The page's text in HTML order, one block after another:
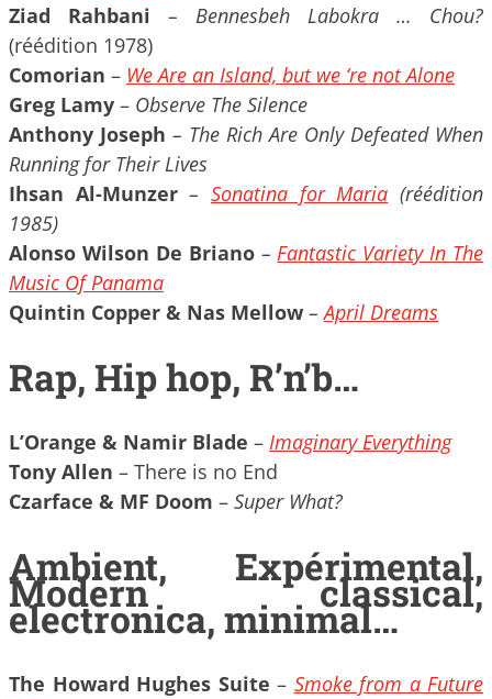
Ziad Rahbani – Bennesbeh Labokra … Chou?
(réédition 1978)
Comorian – We Are an Island, but we ‘re not Alone
Greg Lamy – Observe The Silence
Anthony Joseph – The Rich Are Only Defeated When
Running for Their Lives
Ihsan Al-Munzer–Sonatina for Maria (réédition
1985)
Alonso Wilson De Briano– Fantastic Variety In The
Music Of Panama
Quintin Copper & Nas Mellow –April Dreams
Rap, Hip hop, R’n’b…
L’Orange & Namir Blade – Imaginary Everything
Tony Allen – There is no End
Czarface & MF Doom – Super What?
Ambient, Expérimental,
Modern classical,
electronica, minimal…
The Howard Hughes Suite – Smoke from a Future